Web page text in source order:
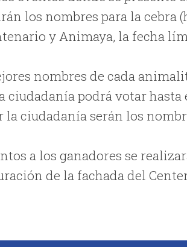
los nombres para la cebra
y Animaya, la fecha
nombres de cada
podrá votar hasta
ciudadanía serán los
a los ganadores se
de la fachada del